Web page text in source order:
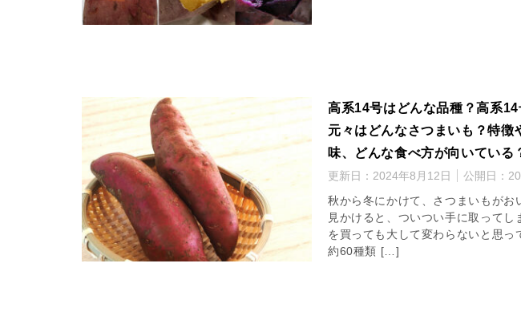
高系14号はどんな品種？高系
元々はどんなさつまいも？特徴
味、どんな食べ方が向いている
更新日： 2024年8月12日 公開日：
秋から冬にかけて、さつまいもが
見かけると、ついつい手に取って
を買っても大して変わらないと思
約60種類 […]